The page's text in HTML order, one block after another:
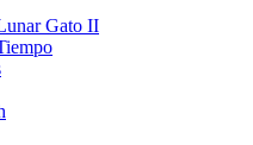
Gato II